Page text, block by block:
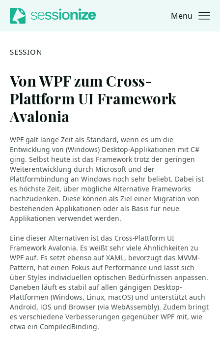
Jump to navigation
Jump to content Menu
SESSION
Von WPF zum Cross-
Plattform UI Framework
Avalonia
WPF galt lange Zeit als Standard, wenn es um die
Entwicklung von (Windows) Desktop-Applikationen mit C#
ging. Selbst heute ist das Framework trotz der geringen
Weiterentwicklung durch Microsoft und der
Plattformbindung an Windows noch sehr beliebt. Dabei ist
es höchste Zeit, über mögliche Alternative Frameworks
nachzudenken. Diese können als Ziel einer Migration von
bestehenden Applikationen oder als Basis für neue
Applikationen verwendet werden.
Eine dieser Alternativen ist das Cross-Plattform UI
Framework Avalonia. Es weißt sehr viele Ähnlichkeiten zu
WPF auf. Es setzt ebenso auf XAML, bevorzugt das MVVM-
Pattern, hat einen Fokus auf Performance und lässt sich
über Styles individuellen optischen Bedürfnissen anpassen.
Daneben läuft es stabil auf allen gängigen Desktop-
Plattformen (Windows, Linux, macOS) und unterstützt auch
Android, iOS und Browser (via WebAssembly). Zudem bringt
es verschiedene Verbesserungen gegenüber WPF mit, wie
etwa ein CompiledBinding.